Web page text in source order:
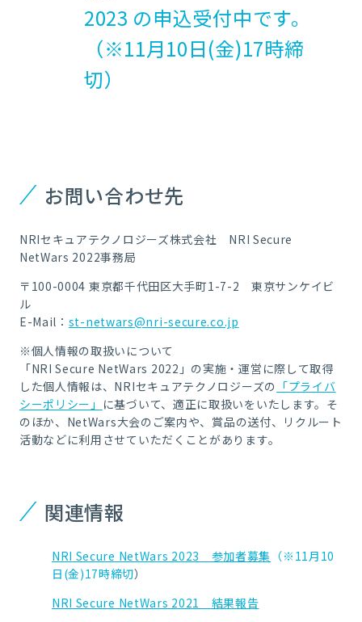
2023 の申込受付中です。
（※11月10日(金)17時締
切）
お問い合わせ先
NRIセキュアテクノロジーズ株式会社 NRI Secure
NetWars 2022事務局
〒100-0004 東京都千代田区大手町1-7-2 東京サンケイビ
ル
E-Mail： st-netwars@nri-secure.co.jp
※個人情報の取扱いについて
「NRI Secure NetWars 2022」の実施・運営に際して取得
した個人情報は、NRIセキュアテクノロジーズの 「プライバ
シーポリシー」 に基づいて、適正に取扱いをいたします。そ
のほか、NetWars大会のご案内や、賞品の送付、リクルート
活動などに利用させていただくことがあります。
関連情報
NRI Secure NetWars 2023 参加者募集 （※11月10
日(金)17時締切）
NRI Secure NetWars 2021 結果報告